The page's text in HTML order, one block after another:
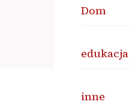
Dom
edukacja
inne